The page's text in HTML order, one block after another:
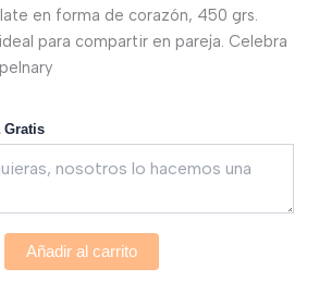
en forma de corazón, 450 grs.
para compartir en pareja. Celebra
Gratis
Añadir al carrito